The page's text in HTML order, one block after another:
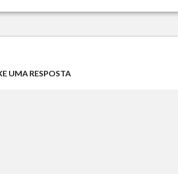
UMA RESPOSTA